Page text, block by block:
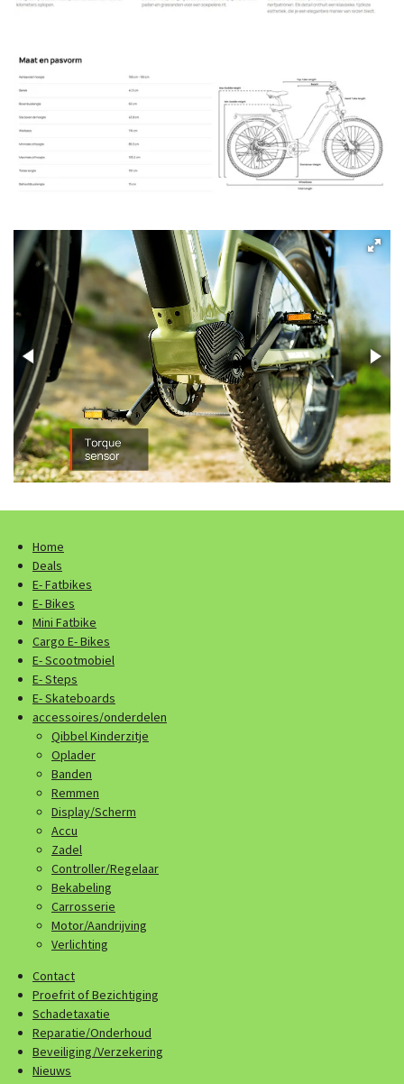
Home
Deals
E- Fatbikes
E- Bikes
Mini Fatbike
Cargo E- Bikes
E- Scootmobiel
E- Steps
E- Skateboards
accessoires/onderdelen
Qibbel Kinderzitje
Oplader
Banden
Remmen
Display/Scherm
Accu
Zadel
Controller/Regelaar
Bekabeling
Carrosserie
Motor/Aandrijving
Verlichting
Contact
Proefrit of Bezichtiging
Schadetaxatie
Reparatie/Onderhoud
Beveiliging/Verzekering
Nieuws